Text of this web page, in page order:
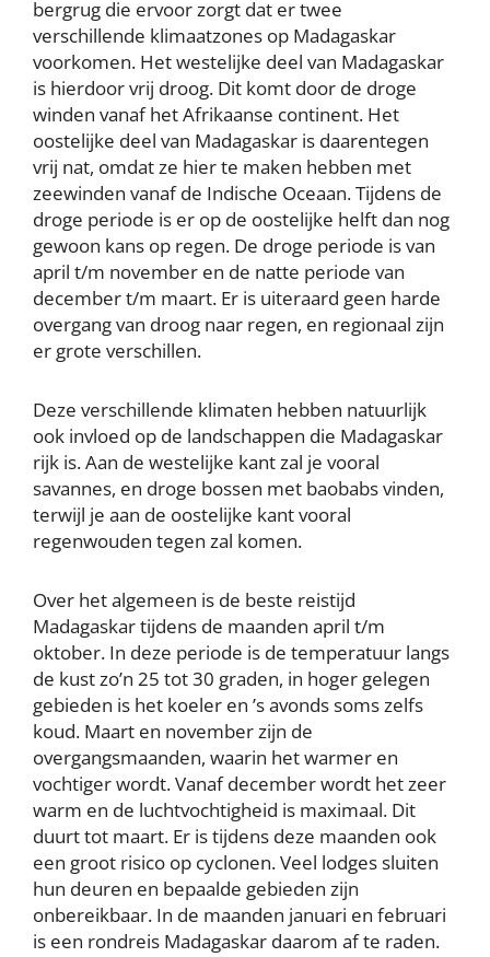
bergrug die ervoor zorgt dat er twee
verschillende klimaatzones op Madagaskar
voorkomen. Het westelijke deel van Madagaskar
is hierdoor vrij droog. Dit komt door de droge
winden vanaf het Afrikaanse continent. Het
oostelijke deel van Madagaskar is daarentegen
vrij nat, omdat ze hier te maken hebben met
zeewinden vanaf de Indische Oceaan. Tijdens de
droge periode is er op de oostelijke helft dan nog
gewoon kans op regen. De droge periode is van
april t/m november en de natte periode van
december t/m maart. Er is uiteraard geen harde
overgang van droog naar regen, en regionaal zijn
er grote verschillen.
Deze verschillende klimaten hebben natuurlijk
ook invloed op de landschappen die Madagaskar
rijk is. Aan de westelijke kant zal je vooral
savannes, en droge bossen met baobabs vinden,
terwijl je aan de oostelijke kant vooral
regenwouden tegen zal komen.
Over het algemeen is de beste reistijd
Madagaskar tijdens de maanden april t/m
oktober. In deze periode is de temperatuur langs
de kust zo’n 25 tot 30 graden, in hoger gelegen
gebieden is het koeler en ’s avonds soms zelfs
koud. Maart en november zijn de
overgangsmaanden, waarin het warmer en
vochtiger wordt. Vanaf december wordt het zeer
warm en de luchtvochtigheid is maximaal. Dit
duurt tot maart. Er is tijdens deze maanden ook
een groot risico op cyclonen. Veel lodges sluiten
hun deuren en bepaalde gebieden zijn
onbereikbaar. In de maanden januari en februari
is een rondreis Madagaskar daarom af te raden.